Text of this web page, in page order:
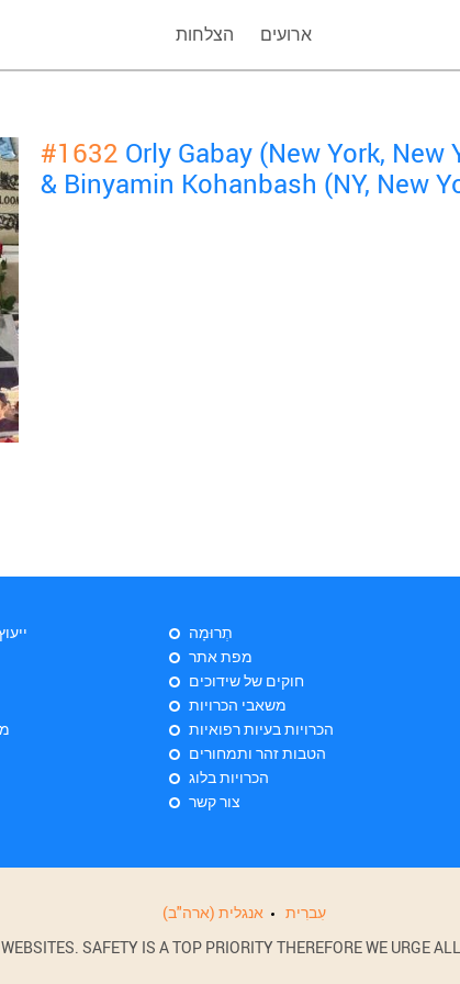
הצלחות ארועים
#1632 Orly Gabay (New York,
& Binyamin Kohanbash (NY, New
תְרוּמָה
מפת אתר
חוקים של שידוכים
משאבי הכרויות
הכרויות בעיות רפואיות
הטבות זהר ותמחורים
הכרויות בלוג
צור קשר
אנגלית (ארה"ב) עִברִית
SAFETY IS A TOP PRIORITY THEREFORE WE URGE